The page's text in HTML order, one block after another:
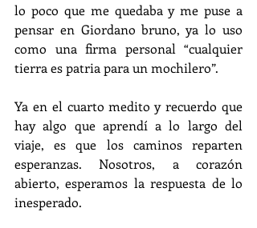
lo poco que me quedaba y me puse a
pensar en Giordano bruno, ya lo uso
como una firma personal “cualquier
tierra es patria para un mochilero”.
Ya en el cuarto medito y recuerdo que
hay algo que aprendí a lo largo del
viaje, es que los caminos reparten
esperanzas. Nosotros, a corazón
abierto, esperamos la respuesta de lo
inesperado.